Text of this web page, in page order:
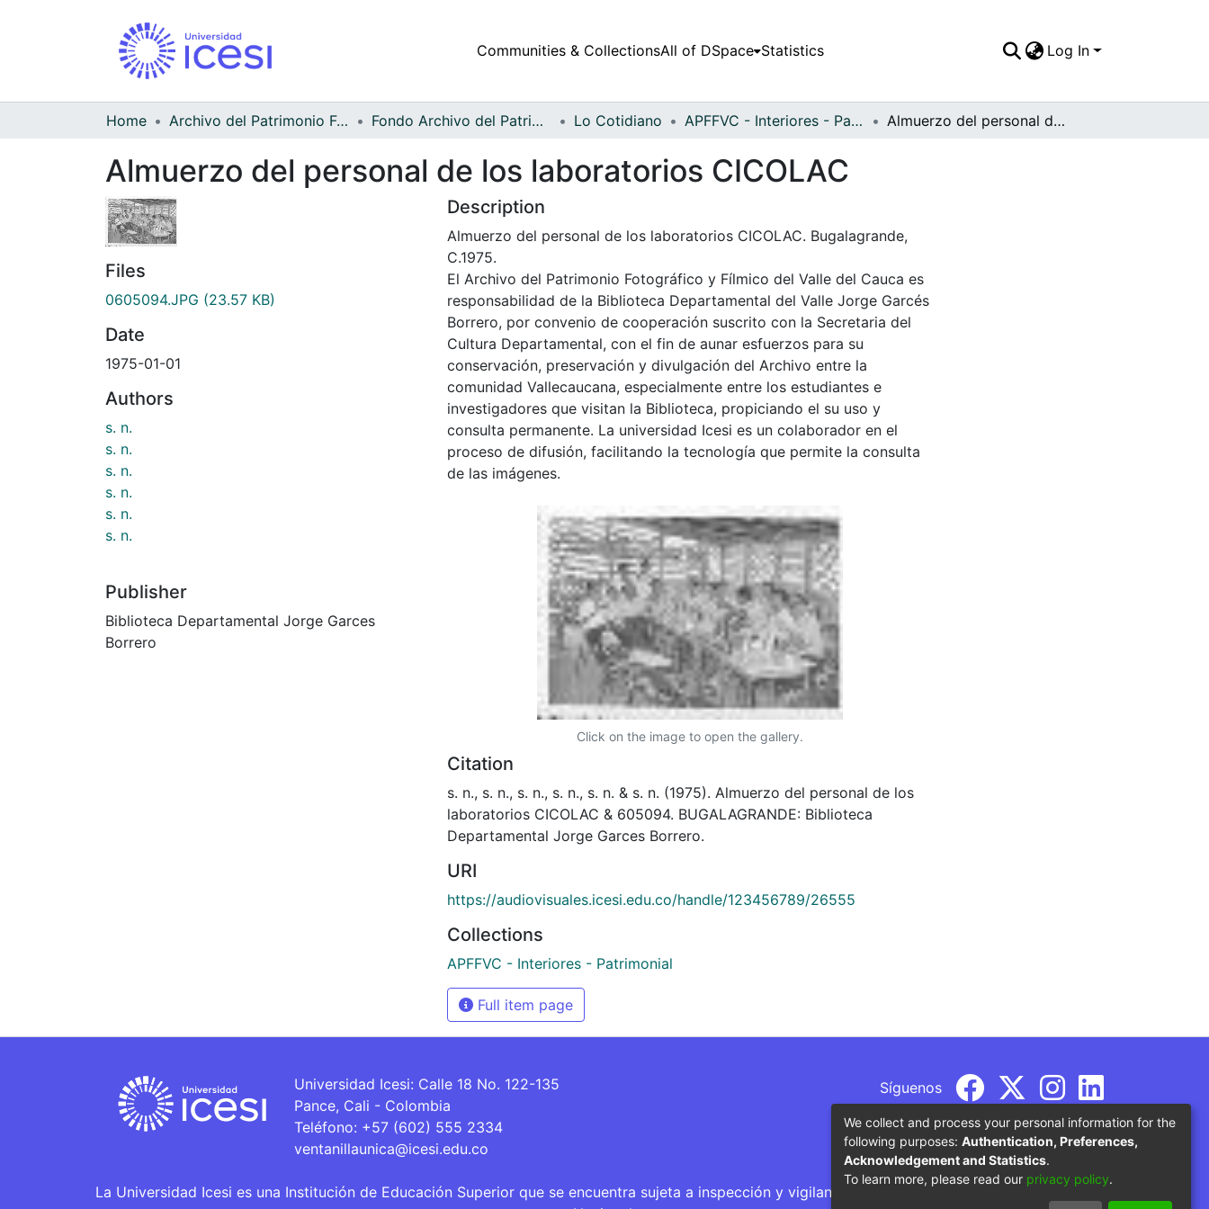
Communities & CollectionsAll of DSpace Statistics Log In
Home Archivo del Patrimonio Fotográfico y Fílmico del Valle del Cauca Fondo Archivo del Patrimonio Fotográfico y Fílmico del Valle del Cauca Lo Cotidiano APFFVC - Interiores - Patrimonial Almuerzo del personal de los laboratorios CICOLAC
Almuerzo del personal de los laboratorios CICOLAC
Files
0605094.JPG (23.57 KB)
Date
1975-01-01
Authors
s. n.
s. n.
s. n.
s. n.
s. n.
s. n.
Publisher
Biblioteca Departamental Jorge Garces
Borrero
Description
Almuerzo del personal de los laboratorios CICOLAC. Bugalagrande,
C.1975.
El Archivo del Patrimonio Fotográfico y Fílmico del Valle del Cauca es
responsabilidad de la Biblioteca Departamental del Valle Jorge Garcés
Borrero, por convenio de cooperación suscrito con la Secretaria del
Cultura Departamental, con el fin de aunar esfuerzos para su
conservación, preservación y divulgación del Archivo entre la
comunidad Vallecaucana, especialmente entre los estudiantes e
investigadores que visitan la Biblioteca, propiciando el su uso y
consulta permanente. La universidad Icesi es un colaborador en el
proceso de difusión, facilitando la tecnología que permite la consulta
de las imágenes.
Click on the image to open the gallery.
Citation
s. n., s. n., s. n., s. n., s. n. & s. n. (1975). Almuerzo del personal de los
laboratorios CICOLAC & 605094. BUGALAGRANDE: Biblioteca
Departamental Jorge Garces Borrero.
URI
https://audiovisuales.icesi.edu.co/handle/123456789/26555
Collections
APFFVC - Interiores - Patrimonial
Full item page
Universidad Icesi: Calle 18 No. 122-135
Pance, Cali - Colombia
Teléfono: +57 (602) 555 2334
ventanillaunica@icesi.edu.co
Síguenos
La Universidad Icesi es una Institución de Educación Superior que se encuentra sujeta a inspección y vigilancia por parte del Ministerio de Educación
We collect and process your personal information for the
following purposes: Authentication, Preferences,
Acknowledgement and Statistics.
To learn more, please read our privacy policy.